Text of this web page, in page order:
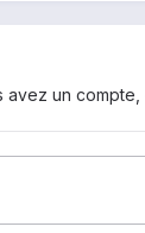
un compte,